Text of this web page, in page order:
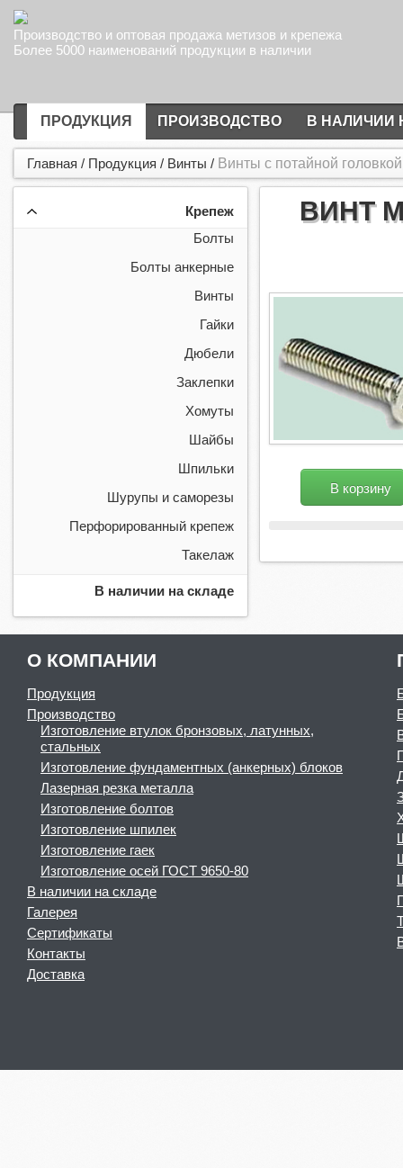
Производство и оптовая продажа метизов и крепежа
Более 5000 наименований продукции в наличии
ПРОДУКЦИЯ ПРОИЗВОДСТВО В НАЛИЧИИ
Главная / Продукция / Винты / Винты с потайной
Крепеж
Болты
Болты анкерные
Винты
Гайки
Дюбели
Заклепки
Хомуты
Шайбы
Шпильки
Шурупы и саморезы
Перфорированный крепеж
Такелаж
В наличии на складе
ВИНТ
В корзину
О КОМПАНИИ
Продукция
Производство
Изготовление втулок бронзовых, латунных,
стальных
Изготовление фундаментных (анкерных) блоков
Лазерная резка металла
Изготовление болтов
Изготовление шпилек
Изготовление гаек
Изготовление осей ГОСТ 9650-80
В наличии на складе
Галерея
Сертификаты
Контакты
Доставка